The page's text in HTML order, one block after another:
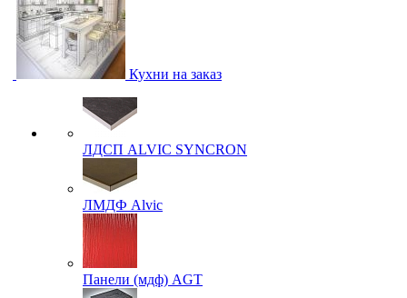
Кухни на заказ
ЛДСП ALVIC SYNCRON
ЛМДФ Alvic
Панели (мдф) AGT